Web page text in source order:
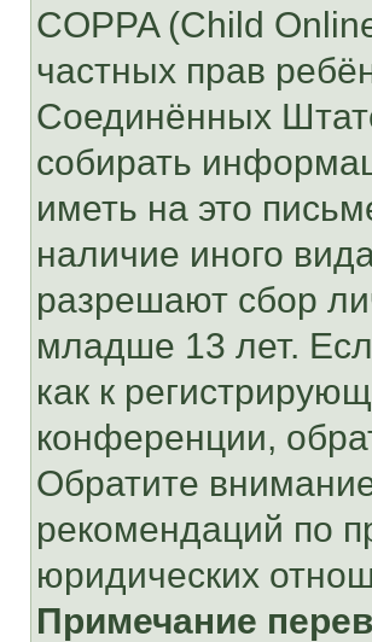
COPPA (Child
частных прав
Соединённых
собирать
иметь на это
наличие иного
разрешают сбор
младше 13 лет.
как к
конференции,
Обратите
рекомендаций по
юридических
Примечание